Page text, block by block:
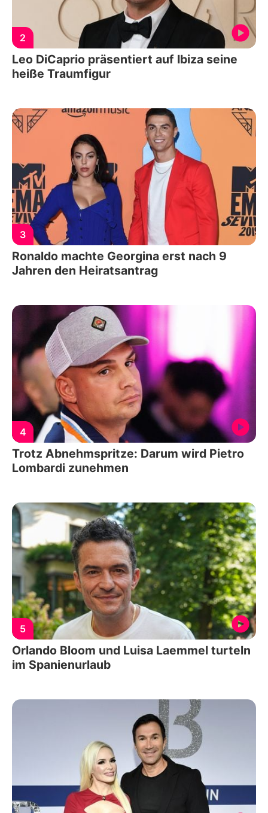
2
Leo DiCaprio präsentiert auf Ibiza seine
heiße Traumfigur
3
Ronaldo machte Georgina erst nach 9
Jahren den Heiratsantrag
4
Trotz Abnehmspritze: Darum wird Pietro
Lombardi zunehmen
5
Orlando Bloom und Luisa Laemmel turteln
im Spanienurlaub